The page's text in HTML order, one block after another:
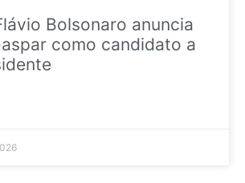
Bolsonaro anuncia
como candidato a